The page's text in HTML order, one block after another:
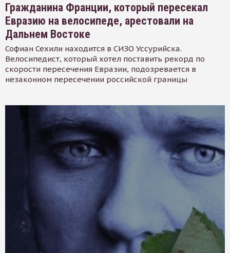
Гражданина Франции, который пересекал
Евразию на велосипеде, арестовали на
Дальнем Востоке
Софиан Сехили находится в СИЗО Уссурийска.
Велосипедист, который хотел поставить рекорд по
скорости пересечения Евразии, подозревается в
незаконном пересечении российской границы